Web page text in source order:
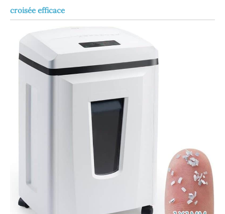
croisée efficace